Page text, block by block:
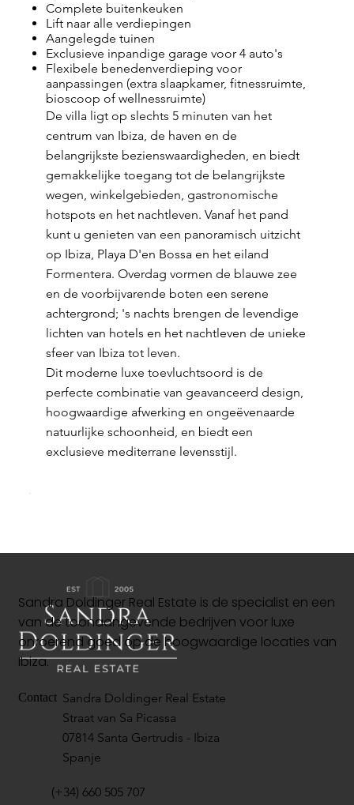
Complete buitenkeuken
Lift naar alle verdiepingen
Aangelegde tuinen
Exclusieve inpandige garage voor 4 auto's
Flexibele benedenverdieping voor
aanpassingen (extra slaapkamer, fitnessruimte,
bioscoop of wellnessruimte)
De villa ligt op slechts 5 minuten van het
centrum van Ibiza, de haven en de
belangrijkste bezienswaardigheden, en biedt
gemakkelijke toegang tot de belangrijkste
wegen, winkelgebieden, gastronomische
hotspots en het nachtleven. Vanaf het pand
kunt u genieten van een panoramisch uitzicht
op Ibiza, Playa D'en Bossa en het eiland
Formentera. Overdag vormen de blauwe zee
en de voorbijvarende boten een serene
achtergrond; 's nachts brengen de levendige
lichten van hotels en het nachtleven de unieke
sfeer van Ibiza tot leven.
Dit moderne luxe toevluchtsoord is de
perfecte combinatie van geavanceerd design,
hoogwaardige afwerking en ongeëvenaarde
natuurlijke schoonheid, en biedt een
exclusieve mediterrane levensstijl.
Sandra Doldinger Real Estate is de specialist en een
van de toonaangevende bedrijven voor luxe
onroerend goed op de hoogwaardige locaties van
Ibiza.
Contact Sandra Doldinger Real Estate
Straat van Sa Picassa
07814 Santa Gertrudis - Ibiza
Spanje
(+34) 660 505 707